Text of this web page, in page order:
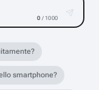
0 / 1000
smartphone?